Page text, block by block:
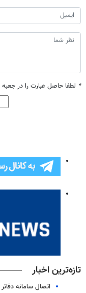
* لطفا حاصل عبارت را در جعبه
تازه‌ترین اخبار
اتصال سامانه